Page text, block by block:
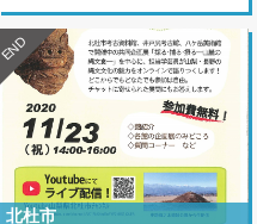
END
北杜市